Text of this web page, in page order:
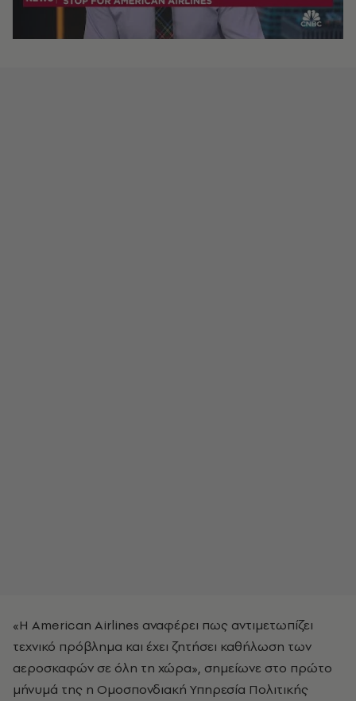
«Η American Airlines αναφέρει πως αντιμετωπίζει
τεχνικό πρόβλημα και έχει ζητήσει καθήλωση των
αεροσκαφών σε όλη τη χώρα», σημείωνε στο πρώτο
μήνυμά της η Ομοσπονδιακή Υπηρεσία Πολιτικής